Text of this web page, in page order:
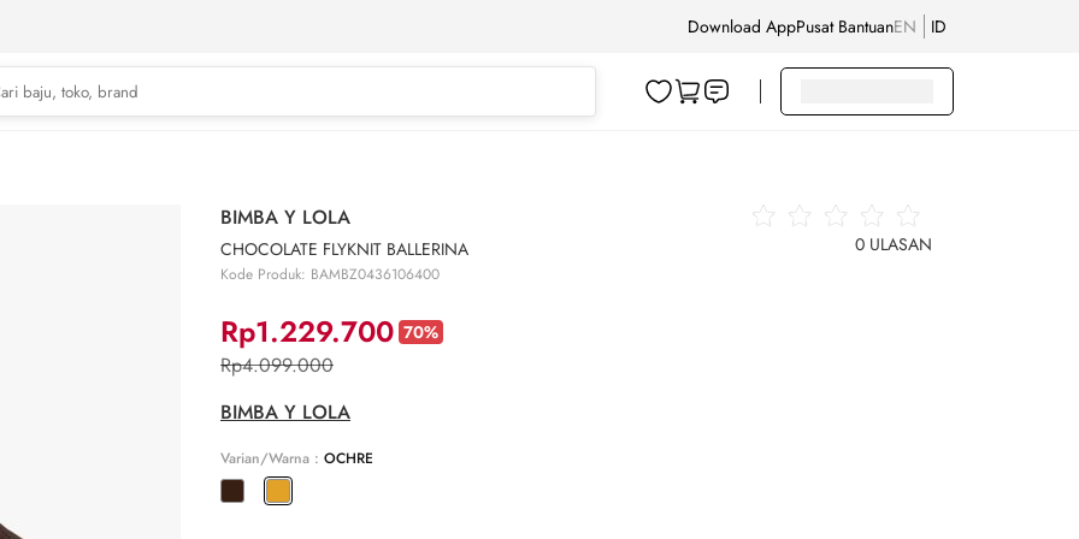
Download AppPusat BantuanEN ID
BIMBA Y LOLA
CHOCOLATE FLYKNIT BALLERINA
Kode Produk: BAMBZ0436106400
Rp1.229.700 70%
Rp4.099.000
0 ULASAN
BIMBA Y LOLA
Varian/Warna : OCHRE